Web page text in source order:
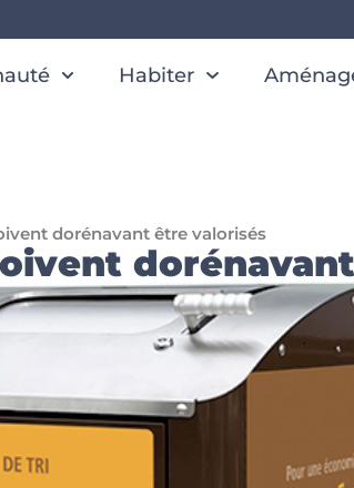
Habiter
dorénavant être valorisés